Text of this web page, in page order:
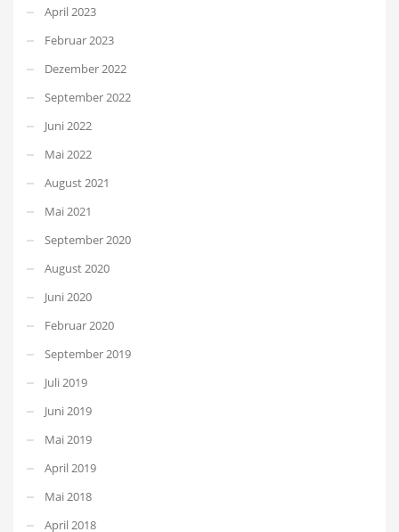
April 2023
Februar 2023
Dezember 2022
September 2022
Juni 2022
Mai 2022
August 2021
Mai 2021
September 2020
August 2020
Juni 2020
Februar 2020
September 2019
Juli 2019
Juni 2019
Mai 2019
April 2019
Mai 2018
April 2018